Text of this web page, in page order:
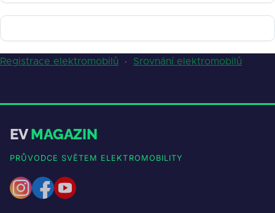
Registrace elektromobilů · Srovnání elektromobilů
EVMAGAZIN
PRŮVODCE SVĚTEM ELEKTROMOBILITY